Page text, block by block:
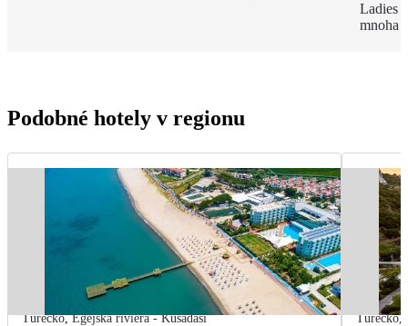
Ladies
mnoha
Podobné hotely v regionu
Turecko,Egejská riviéra - Kusadasi Turecko,